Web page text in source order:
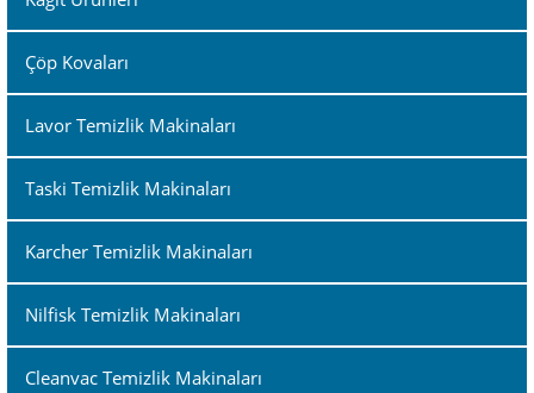
Çöp Kovaları
Lavor Temizlik Makinaları
Taski Temizlik Makinaları
Karcher Temizlik Makinaları
Nilfisk Temizlik Makinaları
Cleanvac Temizlik Makinaları